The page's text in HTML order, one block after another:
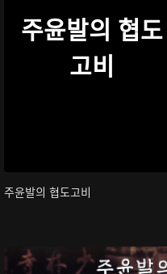
주윤발의 협도
고비
주윤발의 협도고비